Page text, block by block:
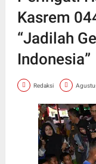
Kasrem
“Jadilah
Indonesia”
Redaksi